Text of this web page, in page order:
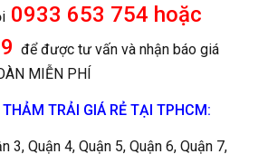
0933 653 754 hoặc
để được tư vấn và nhận báo giá
MIỄN PHÍ
TRẢI GIÁ RẺ TẠI TPHCM:
3, Quận 4, Quận 5, Quận 6, Quận 7,